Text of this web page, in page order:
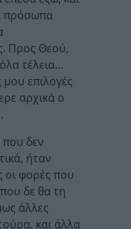
πρόσωπα
Προς Θεού,
τέλεια…
μου επιλογές
αρχικά ο
που δεν
ήταν
οι φορές που
δε θα τη
άλλες
και άλλα